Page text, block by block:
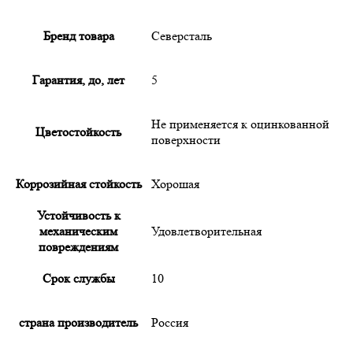
Бренд товара Северсталь
Гарантия, до, лет 5
Цветостойкость
Не применяется к оцинкованной
поверхности
Коррозийная стойкость Хорошая
Устойчивость к
механическим
повреждениям
Удовлетворительная
Срок службы 10
страна производитель Россия